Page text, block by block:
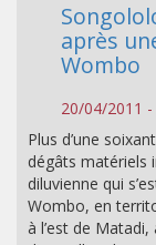
après
Wombo
20/04/2011 -
Plus d’une
dégâts matériels
diluvienne qui
Wombo, en
à l’est de